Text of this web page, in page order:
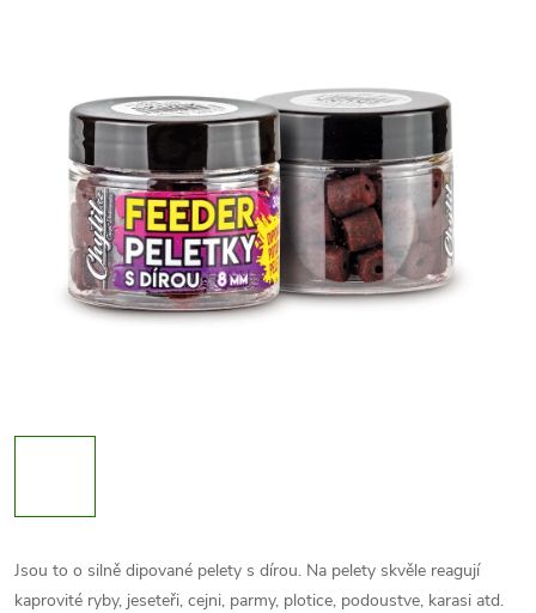
Jsou to o silně dipované pelety s dírou. Na pelety skvěle reagují
kaprovité ryby, jeseteři, cejni, parmy, plotice, podoustve, karasi atd.